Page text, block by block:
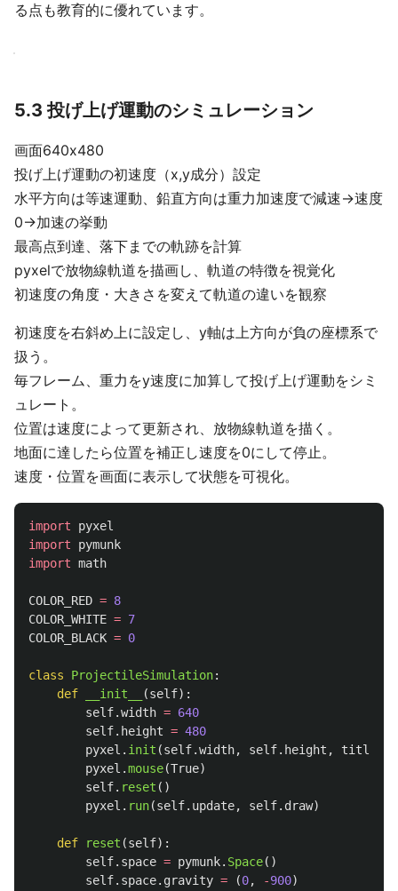
る点も教育的に優れています。
5.3 投げ上げ運動のシミュレーション
画面640x480
投げ上げ運動の初速度（x,y成分）設定
水平方向は等速運動、鉛直方向は重力加速度で減速→速度
0→加速の挙動
最高点到達、落下までの軌跡を計算
pyxelで放物線軌道を描画し、軌道の特徴を視覚化
初速度の角度・大きさを変えて軌道の違いを観察
初速度を右斜め上に設定し、y軸は上方向が負の座標系で
扱う。
毎フレーム、重力をy速度に加算して投げ上げ運動をシミ
ュレート。
位置は速度によって更新され、放物線軌道を描く。
地面に達したら位置を補正し速度を0にして停止。
速度・位置を画面に表示して状態を可視化。
import
pyxel
import
pymunk
import math
COLOR_RED = 8
COLOR_WHITE = 7
COLOR_BLACK = 0
class ProjectileSimulation:
def
__init__ (self):
self.width = 640
self. height = 480
pyxel . init (self.width, self. height , title
pyxel .mouse(True)
self. reset ()
pyxel . run(self. update, self. draw)
def reset (self):
self. space = pymunk. Space()
self. space. gravity = (0, -900)